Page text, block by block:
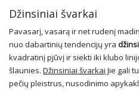
Džinsiniai švarkai
Pavasarį, vasarą ir net rudenį
nuo dabartinių tendencijų yra
kvadratinį pjūvį ir siekti iki klubo
šlaunies. Džinsiniai švarkai Jie gali
pečių pleistrus, nusodinimo